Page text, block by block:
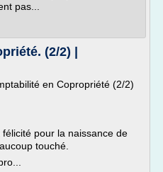
pas...
(2/2) |
en Copropriété (2/2)
pour la naissance de
touché.